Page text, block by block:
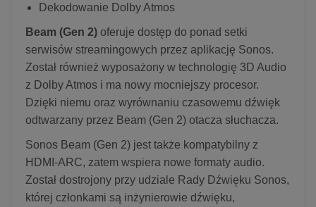
Dekodowanie Dolby Atmos
Beam (Gen 2) oferuje dostęp do ponad setki
serwisów streamingowych przez aplikację Sonos.
Został również wyposażony w technologię 3D Audio
z Dolby Atmos i ma nowy mocniejszy procesor.
Dzięki niemu oraz wyrównaniu czasowemu dźwięk
odtwarzany przez Beam (Gen 2) otacza słuchacza.
Sonos Beam (Gen 2) jest także kompatybilny z
HDMI-ARC, zatem wspiera nowe formaty audio.
Został dostrojony przy udziale Rady Dźwięku Sonos,
której członkami są inżynierowie dźwięku,